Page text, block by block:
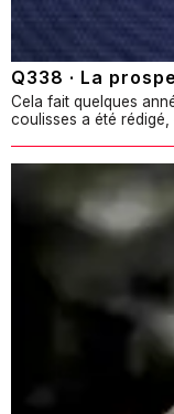
Q338 · La
Cela fait quelques
coulisses a été